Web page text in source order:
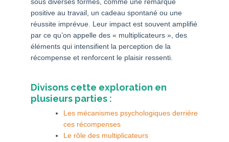
positive au travail, un cadeau spontané ou une
réussite imprévue. Leur impact est souvent amplifié
par ce qu’on appelle des « multiplicateurs », des
éléments qui intensifient la perception de la
récompense et renforcent le plaisir ressenti.
Divisons cette exploration en
plusieurs parties :
Les mécanismes psychologiques derrière
ces récompenses
Le rôle des multiplicateurs